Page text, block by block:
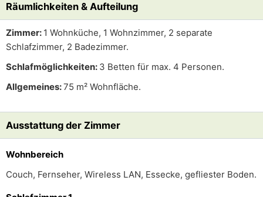
Räumlichkeiten & Aufteilung
Zimmer: 1 Wohnküche, 1 Wohnzimmer, 2 separate
Schlafzimmer, 2 Badezimmer.
Schlafmöglichkeiten: 3 Betten für max. 4 Personen.
Allgemeines:75 m² Wohnfläche.
Ausstattung der Zimmer
Wohnbereich
Couch, Fernseher, Wireless LAN, Essecke, gefliester Boden.